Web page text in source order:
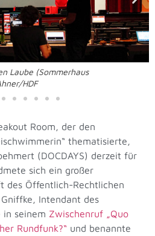
Laube (Sommerhaus
HDF
Room, der den
thematisierte,
(DOCDAYS) derzeit für
sich ein großer
des Öffentlich-Rechtlichen
Intendant des
seinem Zwischenruf „Quo
Rundfunk?“ und benannte